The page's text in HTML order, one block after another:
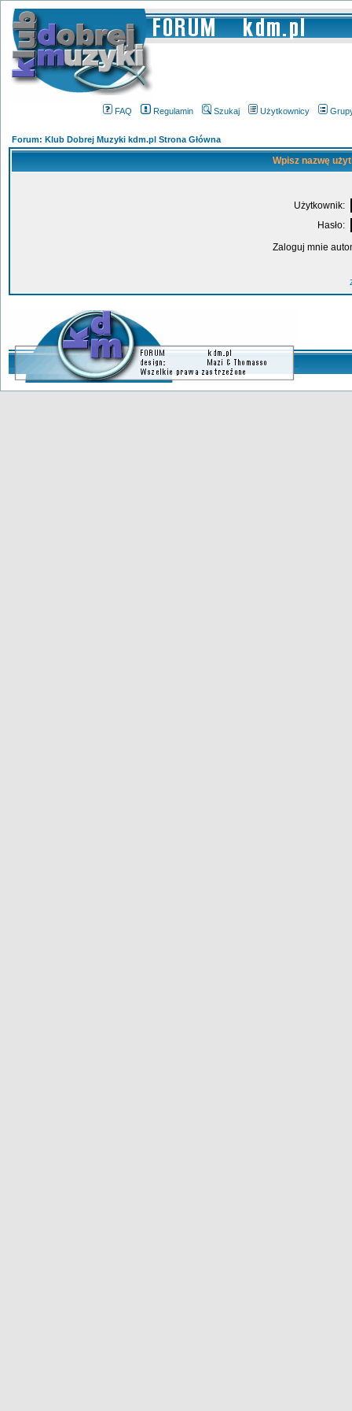
FAQ Regulamin Szukaj Użytkownicy
Forum: Klub Dobrej Muzyki kdm.pl Strona Główna
Wpisz nazwę
Użytkownik:
Hasło:
Zaloguj mnie